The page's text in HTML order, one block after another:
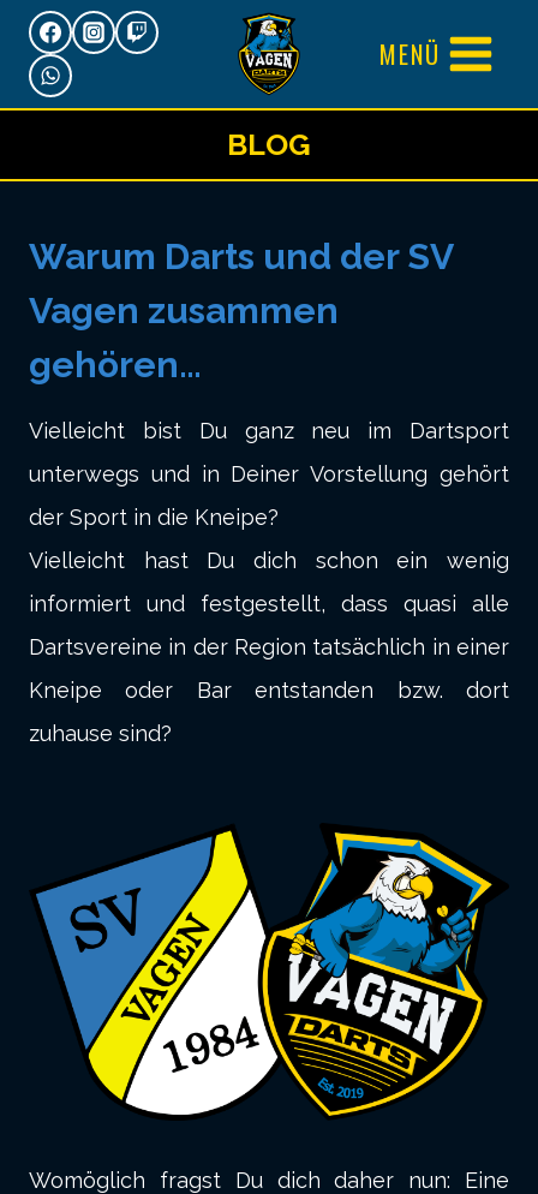
Zum
Inhalt
springen
MENÜ
BLOG
Warum Darts und der SV
Vagen zusammen
gehören…
Vielleicht bist Du ganz neu im Dartsport
unterwegs und in Deiner Vorstellung gehört
der Sport in die Kneipe?
Vielleicht hast Du dich schon ein wenig
informiert und festgestellt, dass quasi alle
Dartsvereine in der Region tatsächlich in einer
Kneipe oder Bar entstanden bzw. dort
zuhause sind?
Womöglich fragst Du dich daher nun: Eine